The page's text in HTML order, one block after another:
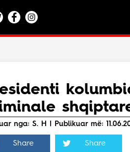
Lajme
Teknologji
Bota
Argëtim
Maqedoni
nga: S. H | Publikuar më:
Share Share